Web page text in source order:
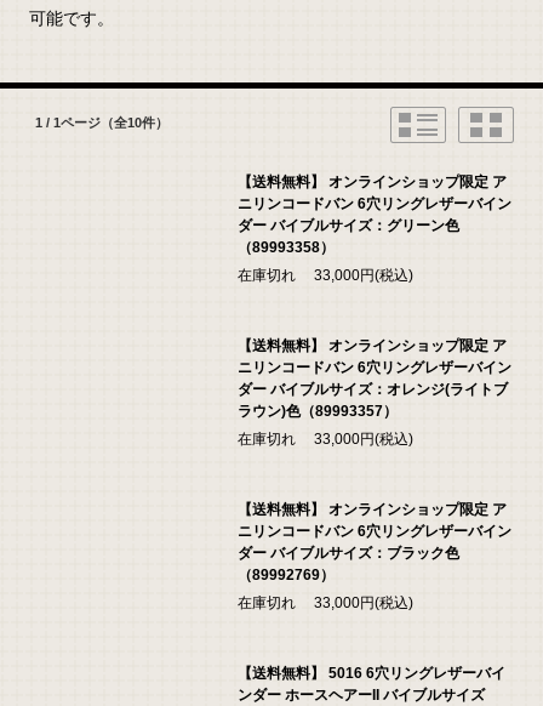
可能です。
1 / 1ページ（全10件）
【送料無料】 オンラインショップ限定 ア
ニリンコードバン 6穴リングレザーバイン
ダー バイブルサイズ：グリーン色
（89993358）
在庫切れ 33,000円(税込)
【送料無料】 オンラインショップ限定 ア
ニリンコードバン 6穴リングレザーバイン
ダー バイブルサイズ：オレンジ(ライトブ
ラウン)色（89993357）
在庫切れ 33,000円(税込)
【送料無料】 オンラインショップ限定 ア
ニリンコードバン 6穴リングレザーバイン
ダー バイブルサイズ：ブラック色
（89992769）
在庫切れ 33,000円(税込)
【送料無料】 5016 6穴リングレザーバイ
ンダー ホースヘアーII バイブルサイズ